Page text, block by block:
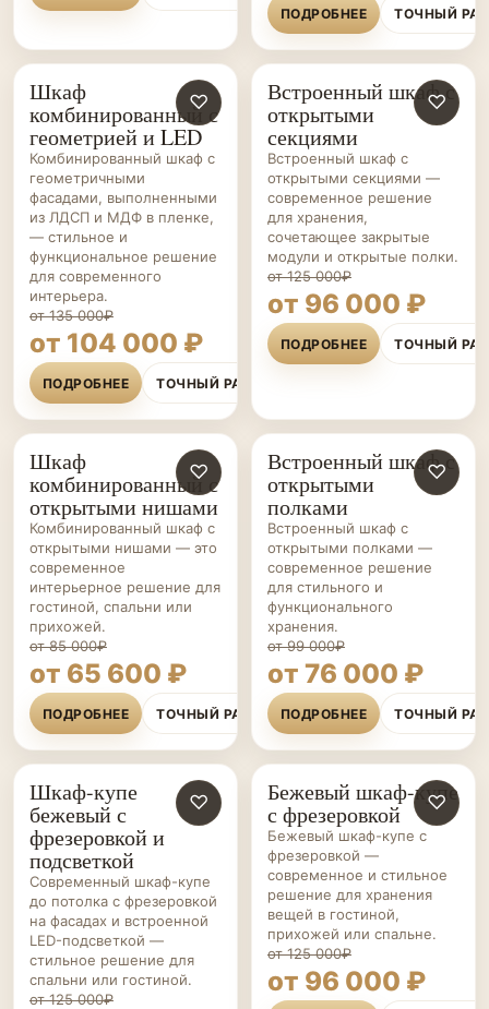
ПОДРОБНЕЕ ТОЧНЫЙ
ШКАФЫ НА ЗАКАЗ ♡
Шкаф
комбинированный с
геометрией и LED
Комбинированный шкаф с
геометричными
фасадами, выполненными
из ЛДСП и МДФ в пленке,
— стильное и
функциональное решение
для современного
интерьера.
от 135 000₽
от 104 000 ₽
ПОДРОБНЕЕ ТОЧНЫЙ РАСЧЁТ
ШКАФЫ НА ЗАКАЗ ♡
Встроенный шкаф с
открытыми
секциями
Встроенный шкаф с
открытыми секциями —
современное решение
для хранения,
сочетающее закрытые
модули и открытые полки.
от 125 000₽
от 96 000 ₽
ПОДРОБНЕЕ ТОЧНЫЙ
ШКАФЫ НА ЗАКАЗ ♡
Шкаф
комбинированный с
открытыми нишами
Комбинированный шкаф с
открытыми нишами — это
современное
интерьерное решение для
гостиной, спальни или
прихожей.
от 85 000₽
от 65 600 ₽
ПОДРОБНЕЕ ТОЧНЫЙ РАСЧЁТ
ШКАФЫ НА ЗАКАЗ ♡
Встроенный шкаф с
открытыми
полками
Встроенный шкаф с
открытыми полками —
современное решение
для стильного и
функционального
хранения.
от 99 000₽
от 76 000 ₽
ПОДРОБНЕЕ ТОЧНЫЙ
ШКАФЫ НА ЗАКАЗ ♡
Шкаф-купе
бежевый с
фрезеровкой и
подсветкой
Современный шкаф-купе
до потолка с фрезеровкой
на фасадах и встроенной
LED-подсветкой —
стильное решение для
спальни или гостиной.
от 125 000₽
ШКАФЫ НА ЗАКАЗ ♡
Бежевый шкаф-купе
с фрезеровкой
Бежевый шкаф-купе с
фрезеровкой —
современное и стильное
решение для хранения
вещей в гостиной,
прихожей или спальне.
от 125 000₽
от 96 000 ₽